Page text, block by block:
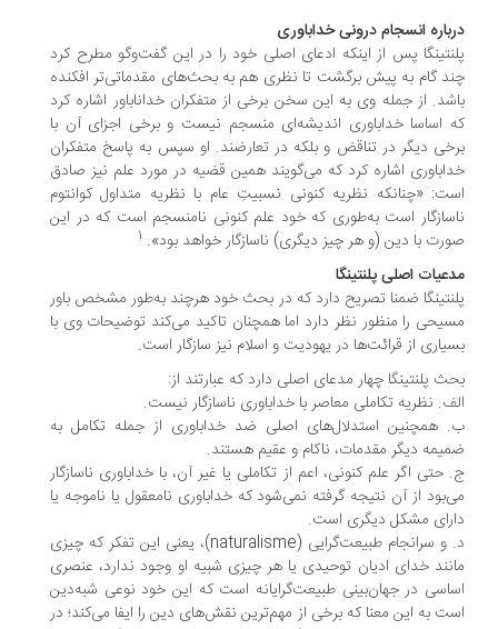
انسجام درونی خداباوری
پس از اینکه ادعای اصلی خود را در این گفت‌وگو مطرح کرد
گام به پیش برگشت تا نظری هم به بحث‌های مقدماتی‌تر افکنده
از جمله وی به این سخن برخی از متفکران خداناباور اشاره کرد
اساسا خداباوری اندیشه‌ای منسجم نیست و برخی اجزای آن با
دیگر در تناقض و بلکه در تعارضند. او سپس به پاسخ متفکران
اشاره کرد که می‌گویند همین قضیه در مورد علم نیز صادق
«چنانکه نظریه کنونی نسبیتِ عام با نظریه متداول کوانتوم
است به‌طوری که خود علم کنونی نامنسجم است که در این
با دین (و هر چیز دیگری) ناسازگار خواهد بود».
اصلی پلنتینگا
ضمنا تصریح دارد که در بحث خود هرچند به‌طور مشخص باور
را منظور نظر دارد اما همچنان تاکید می‌کند توضیحات وی با
از قرائت‌ها در یهودیت و اسلام نیز سازگار است.
پلنتینگا چهار مدعای اصلی دارد که عبارتند از:
نظریه تکاملی معاصر با خداباوری ناسازگار نیست.
همچنین استدلال‌های اصلی ضد خداباوری از جمله تکامل به
دیگر مقدمات، ناکام و عقیم هستند.
اگر علم کنونی، اعم از تکاملی یا غیر آن، با خداباوری ناسازگار
از آن نتیجه گرفته نمی‌شود که خداباوری نامعقول یا ناموجه یا
مشکل دیگری است.
د. و سرانجام طبیعت‌گرایی (naturalisme)، یعنی این تفکر که چیزی
خدای ادیان توحیدی یا هر چیزی شبیه او وجود ندارد، عنصری
در جهان‌بینی طبیعت‌گرایانه است که این خود نوعی شبه‌دین
به این معنا که برخی از مهم‌ترین نقش‌های دین را ایفا می‌کند؛ در